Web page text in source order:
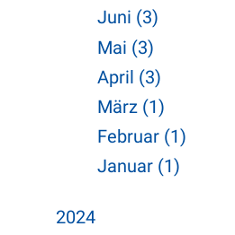
Juni (3)
Mai (3)
April (3)
März (1)
Februar (1)
Januar (1)
2024